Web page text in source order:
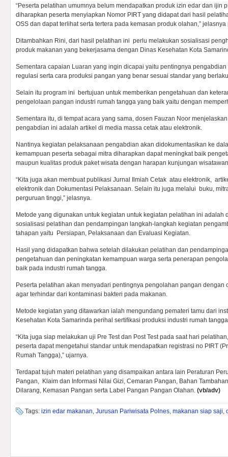
“Peserta pelatihan umumnya belum mendapatkan produk izin edar dan ijin
diharapkan peserta menyiapkan Nomor PIRT yang didapat dari hasil
OSS dan dapat terlihat serta tertera pada kemasan produk olahan,”
Ditambahkan Rini, dari hasil pelatihan ini perlu melakukan sosialisasi
produk makanan yang bekerjasama dengan Dinas Kesehatan Kota
Sementara capaian Luaran yang ingin dicapai yaitu pentingnya
regulasi serta cara produksi pangan yang benar sesuai standar yang
Selain itu program ini bertujuan untuk memberikan pengetahuan dan
pengelolaan pangan industri rumah tangga yang baik yaitu dengan
Sementara itu, di tempat acara yang sama, dosen Fauzan Noor
pengabdian ini adalah artikel di media massa cetak atau elektronik.
Nantinya kegiatan pelaksanaan pengabdian akan didokumentasikan ke
kemampuan peserta sebagai mitra diharapkan dapat meningkat baik
maupun kualitas produk paket wisata dengan harapan kunjungan
“Kita juga akan membuat publikasi Jurnal Ilmiah Cetak atau elektronik,
elektronik dan Dokumentasi Pelaksanaan. Selain itu juga melalui buku,
perguruan tinggi,” jelasnya.
Metode yang digunakan untuk kegiatan untuk kegiatan pelatihan ini adalah
sosialisasi pelatihan dan pendampingan langkah-langkah kegiatan
tahapan yaitu Persiapan, Pelaksanaan dan Evaluasi Kegiatan.
Hasil yang didapatkan bahwa setelah dilakukan pelatihan dan
pengetahuan dan peningkatan kemampuan warga serta penerapan
baik pada industri rumah tangga.
Peserta pelatihan akan menyadari pentingnya pengolahan pangan dengan
agar terhindar dari kontaminasi bakteri pada makanan.
Metode kegiatan yang ditawarkan ialah mengundang pemateri tamu dari
Kesehatan Kota Samarinda perihal sertifikasi produksi industri rumah
“Kita juga siap melakukan uji Pre Test dan Post Test pada saat hari
peserta dapat mengetahui standar untuk mendapatkan registrasi no PIRT
Rumah Tangga),” ujarnya.
Terdapat tujuh materi pelatihan yang disampaikan antara lain Peraturan
Pangan, Klaim dan Informasi Nilai Gizi, Cemaran Pangan, Bahan
Dilarang, Kemasan Pangan serta Label Pangan Pangan Olahan. (vb/adv)
Tags: izin edar makanan, Jurusan Pariwisata Polnes, makanan siap saji,